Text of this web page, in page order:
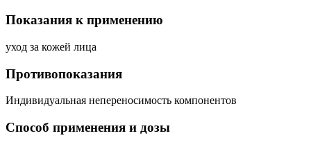
Показания к применению
уход за кожей лица
Противопоказания
Индивидуальная непереносимость компонентов
Способ применения и дозы